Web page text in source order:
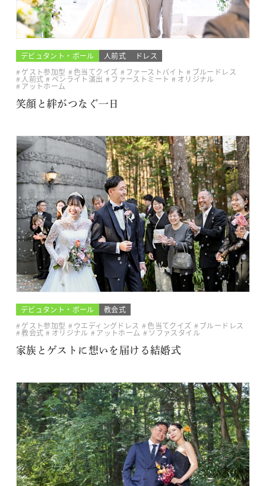
デビュタント・ボール 人前式
ドレス
ゲスト参加型
色当てクイズ ファーストバイト ブルードレス
人前式 ペンライト演出 ファーストミート オリジナル
アットホーム
笑顔と絆がつなぐ一日
デビュタント・ボール
教会式
ゲスト参加型
ウエディングドレス 色当てクイズ ブルードレス
教会式 オリジナル アットホーム
ソファスタイル
家族とゲストに想いを届ける結婚式